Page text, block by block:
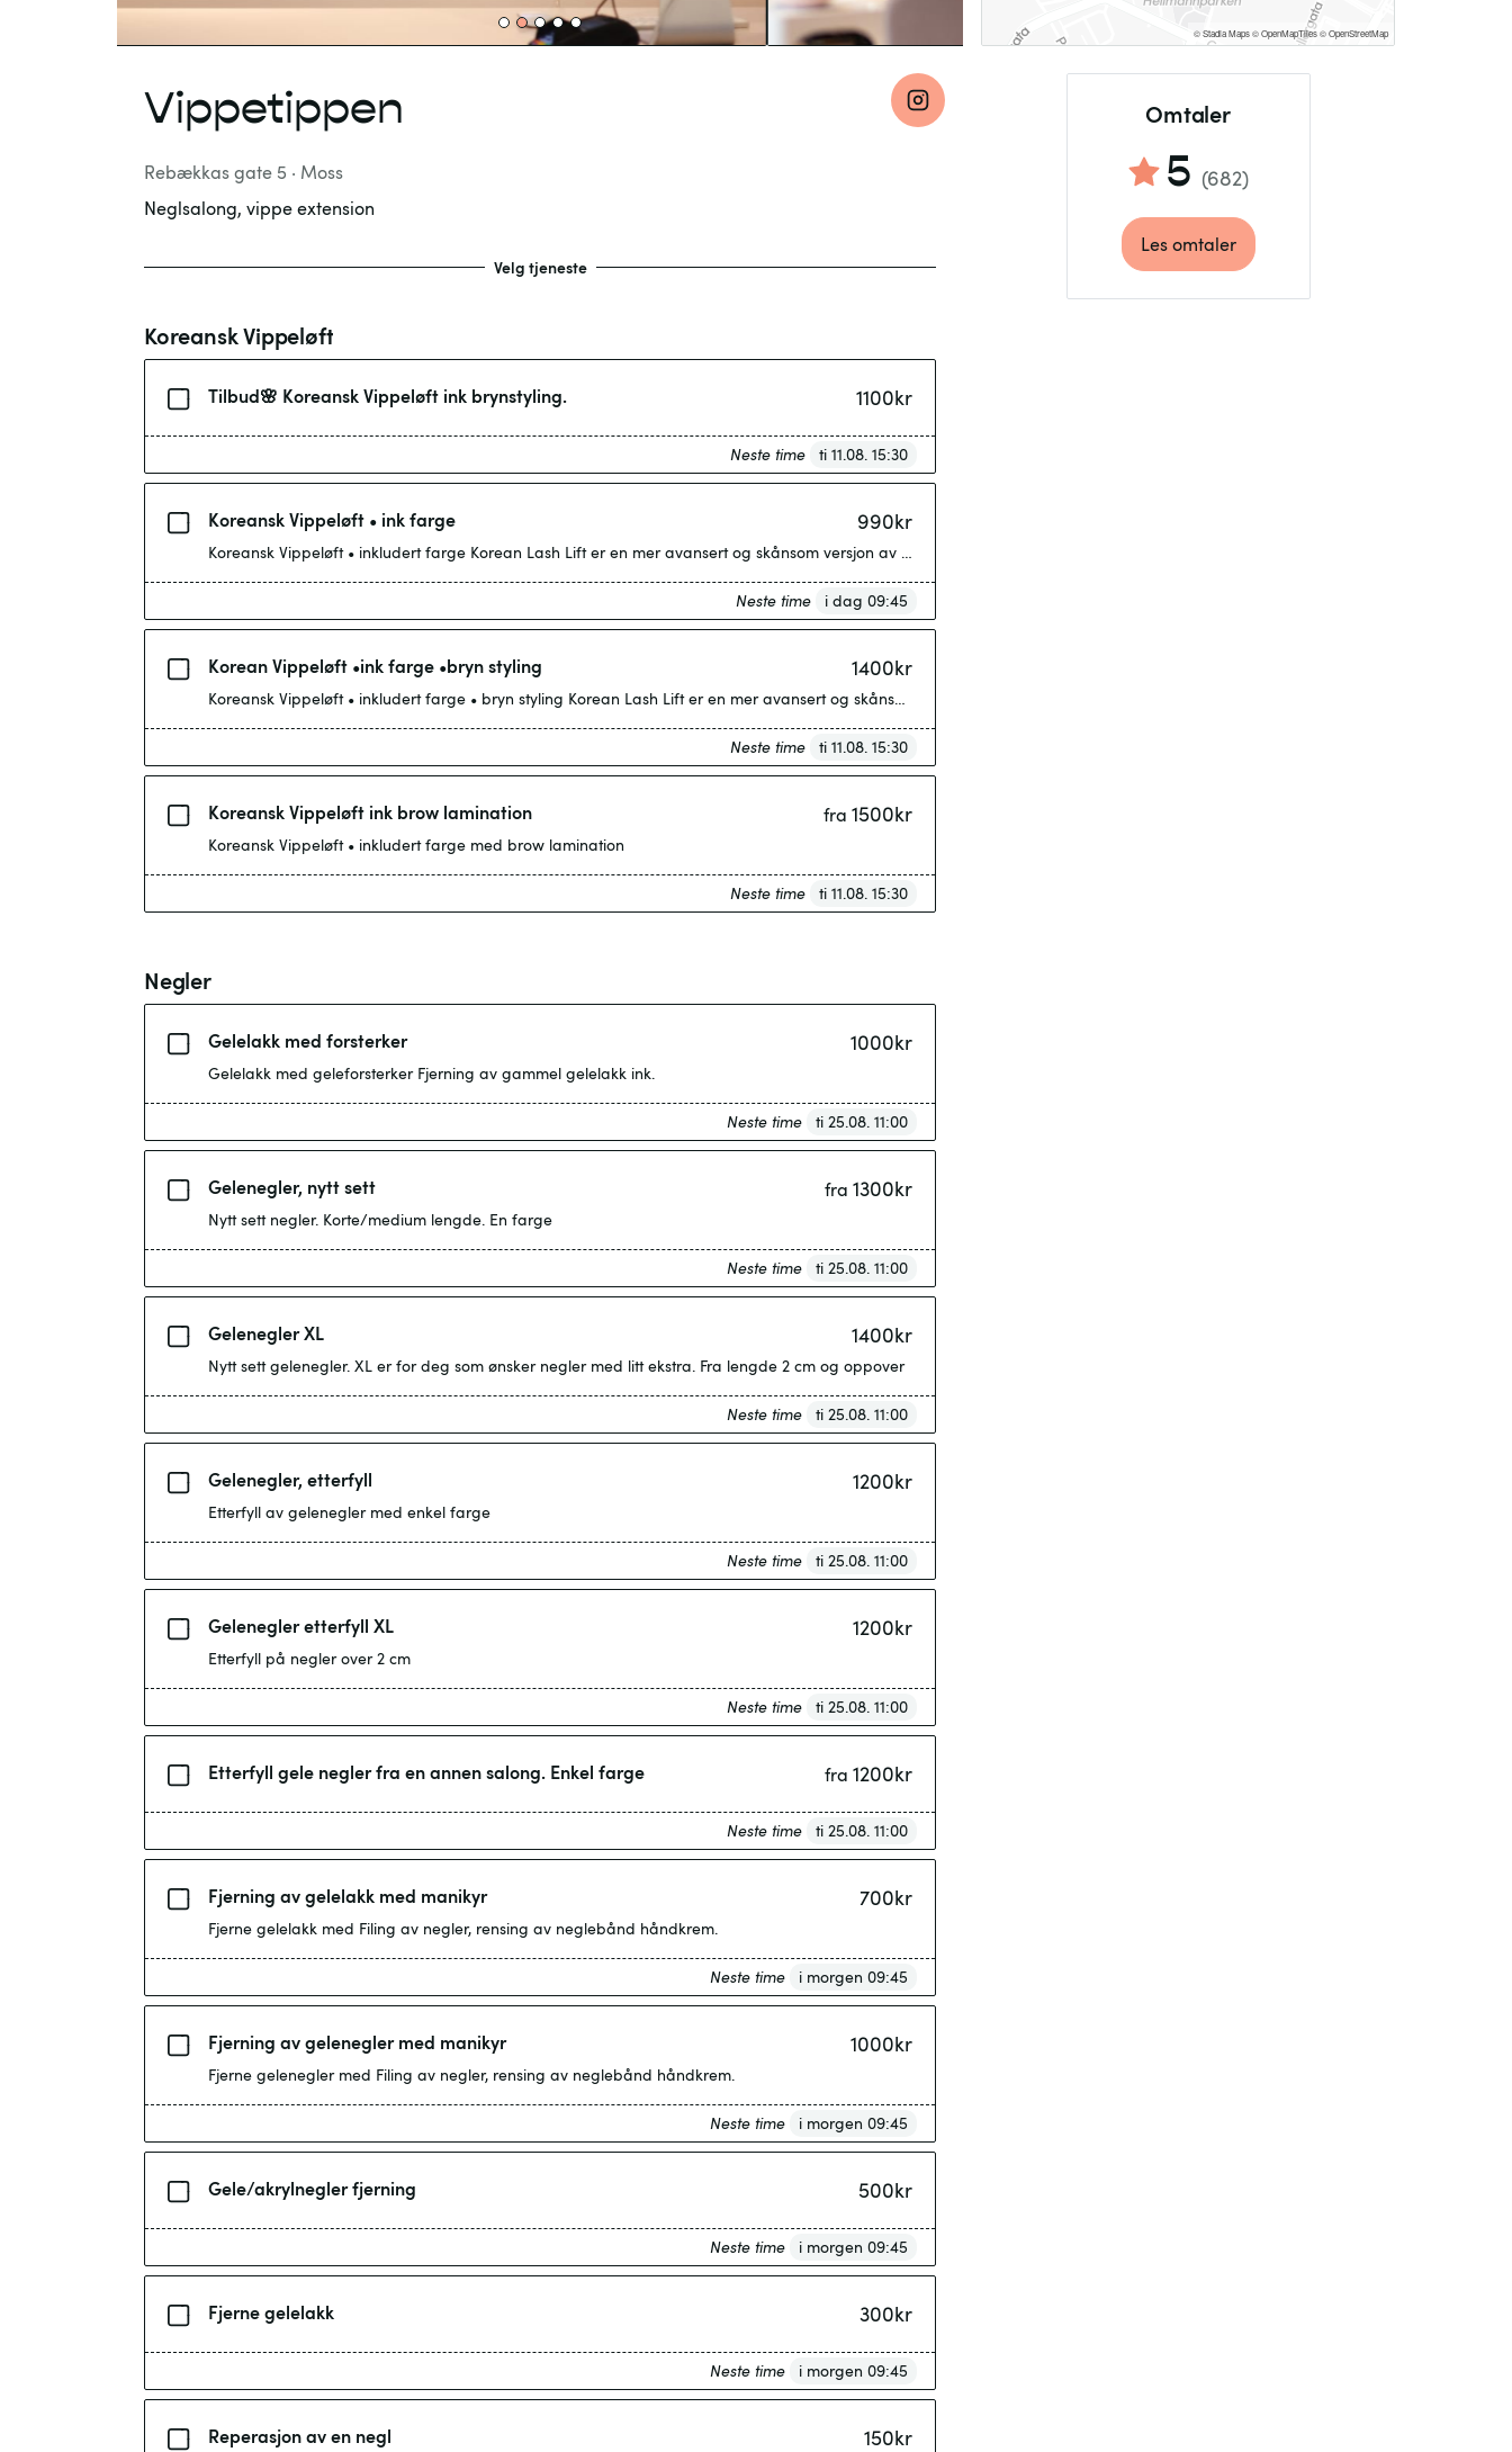
Vippetippen
Rebækkas gate 5 · Moss
Neglsalong, vippe extension
Velg tjeneste
Koreansk Vippeløft
Tilbud🌸 Koreansk Vippeløft ink brynstyling. 1100kr
Neste time ti 11.08. 15:30
Koreansk Vippeløft • ink farge 990kr
Koreansk Vippeløft • inkludert farge Korean Lash Lift er en mer avansert og skånsom versjon av vanlig vippeløft. Nå bruker vi nyskapende produkter
Neste time i dag 09:45
Korean Vippeløft •ink farge •bryn styling 1400kr
Koreansk Vippeløft • inkludert farge • bryn styling Korean Lash Lift er en mer avansert og skånsom versjon av vanlig vippeløft. Nå bruker vi
Neste time ti 11.08. 15:30
Koreansk Vippeløft ink brow lamination fra 1500kr
Koreansk Vippeløft • inkludert farge med brow lamination
Neste time ti 11.08. 15:30
Negler
Gelelakk med forsterker 1000kr
Gelelakk med geleforsterker Fjerning av gammel gelelakk ink.
Neste time ti 25.08. 11:00
Gelenegler, nytt sett fra 1300kr
Nytt sett negler. Korte/medium lengde. En farge
Neste time ti 25.08. 11:00
Gelenegler XL 1400kr
Nytt sett gelenegler. XL er for deg som ønsker negler med litt ekstra. Fra lengde 2 cm og oppover
Neste time ti 25.08. 11:00
Gelenegler, etterfyll 1200kr
Etterfyll av gelenegler med enkel farge
Neste time ti 25.08. 11:00
Gelenegler etterfyll XL 1200kr
Etterfyll på negler over 2 cm
Neste time ti 25.08. 11:00
Etterfyll gele negler fra en annen salong. Enkel farge fra 1200kr
Neste time ti 25.08. 11:00
Fjerning av gelelakk med manikyr 700kr
Fjerne gelelakk med Filing av negler, rensing av neglebånd håndkrem.
Neste time i morgen 09:45
Fjerning av gelenegler med manikyr 1000kr
Fjerne gelenegler med Filing av negler, rensing av neglebånd håndkrem.
Neste time i morgen 09:45
Gele/akrylnegler fjerning 500kr
Neste time i morgen 09:45
Fjerne gelelakk 300kr
Neste time i morgen 09:45
Reperasjon av en negl 150kr
© Stadia Maps© OpenMapTiles© OpenStreetMap
Omtaler
5 (682)
Les omtaler